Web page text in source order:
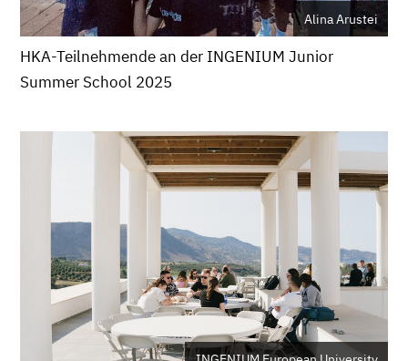
Alina Arustei
HKA-Teilnehmende an der INGENIUM Junior
Summer School 2025